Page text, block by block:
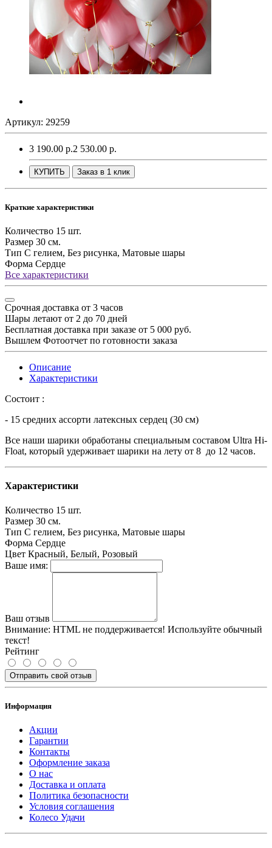
Артикул: 29259
3 190.00 р.2 530.00 р.
КУПИТЬ Заказ в 1 клик
Краткие характеристики
Количество 15 шт.
Размер 30 см.
Тип С гелием, Без рисунка, Матовые шары
Форма Сердце
Все характеристики
Срочная доставка от 3 часов
Шары летают от 2 до 70 дней
Бесплатная доставка при заказе от 5 000 руб.
Вышлем Фотоотчет по готовности заказа
Описание
Характеристики
Состоит :
- 15 средних ассорти латексных сердец (30 см)
Все наши шарики обработаны специальным составом Ultra Hi-
Float, который удерживает шарики на лету от 8 до 12 часов.
Характеристики
Количество 15 шт.
Размер 30 см.
Тип С гелием, Без рисунка, Матовые шары
Форма Сердце
Цвет Красный, Белый, Розовый
Ваше имя:
Ваш отзыв
Внимание: HTML не поддерживается! Используйте обычный
текст!
Рейтинг
Отправить свой отзыв
Информация
Акции
Гарантии
Контакты
Оформление заказа
О нас
Доставка и оплата
Политика безопасности
Условия соглашения
Колесо Удачи